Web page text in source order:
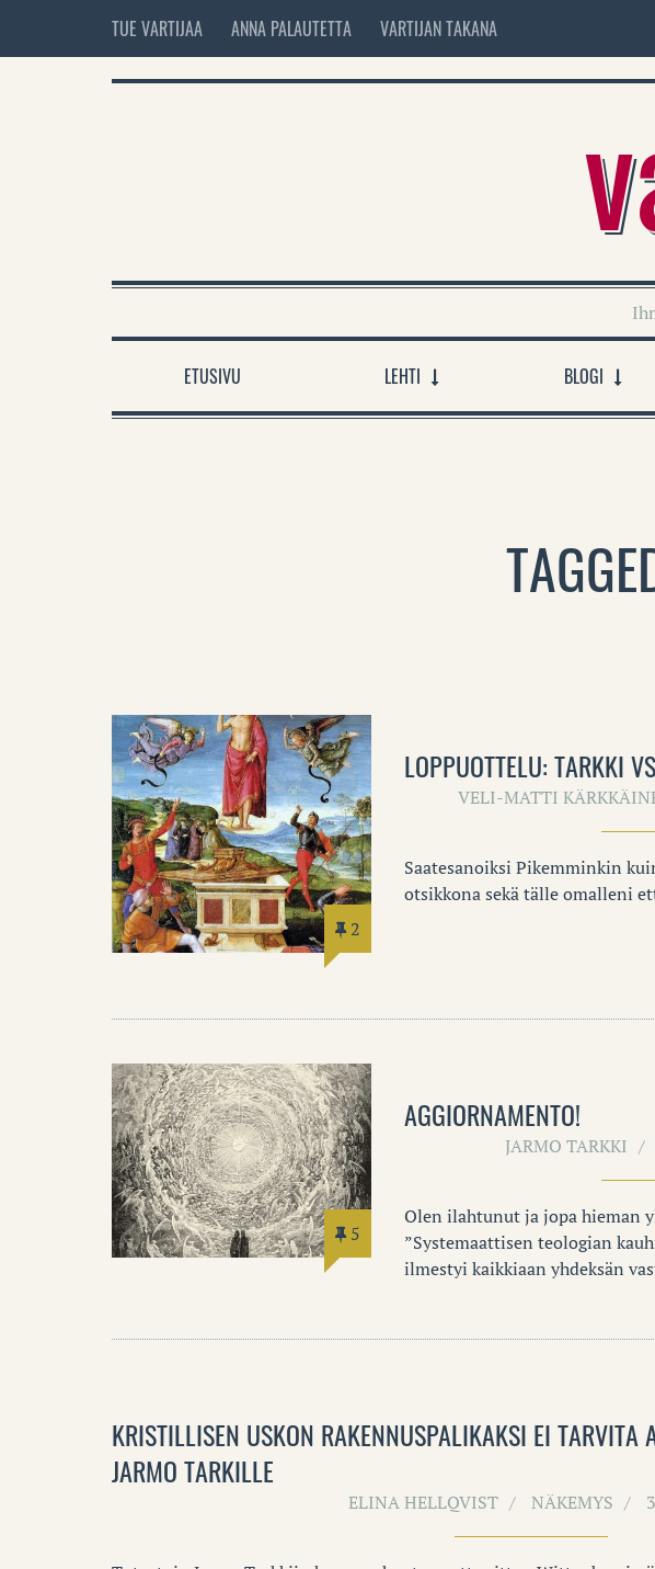
TUE VARTIJAA ANNA PALAUTETTA VARTIJAN TAKANA
ETUSIVU LEHTI BLOGI
2
LOPPUOTTELU: TARKKI
VELI-MATTI
Saatesanoiksi Pikemminkin
otsikkona sekä tälle omalleni
5
AGGIORNAMENTO!
JARMO TARKKI
Olen ilahtunut ja jopa hieman
”Systemaattisen teologian
ilmestyi kaikkiaan yhdeksän
KRISTILLISEN USKON RAKENNUSPALIKAKSI EI TARVITA
JARMO TARKILLE
ELINA HELLQVIST NÄKEMYS